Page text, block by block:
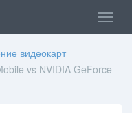
видеокарт
vs NVIDIA GeForce